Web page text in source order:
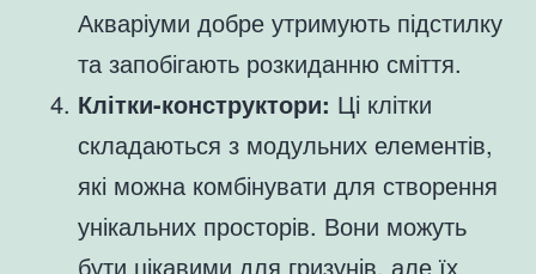
Акваріуми добре утримують підстилку
та запобігають розкиданню сміття.
Клітки-конструктори: Ці клітки
складаються з модульних елементів,
які можна комбінувати для створення
унікальних просторів. Вони можуть
бути цікавими для гризунів, але їх